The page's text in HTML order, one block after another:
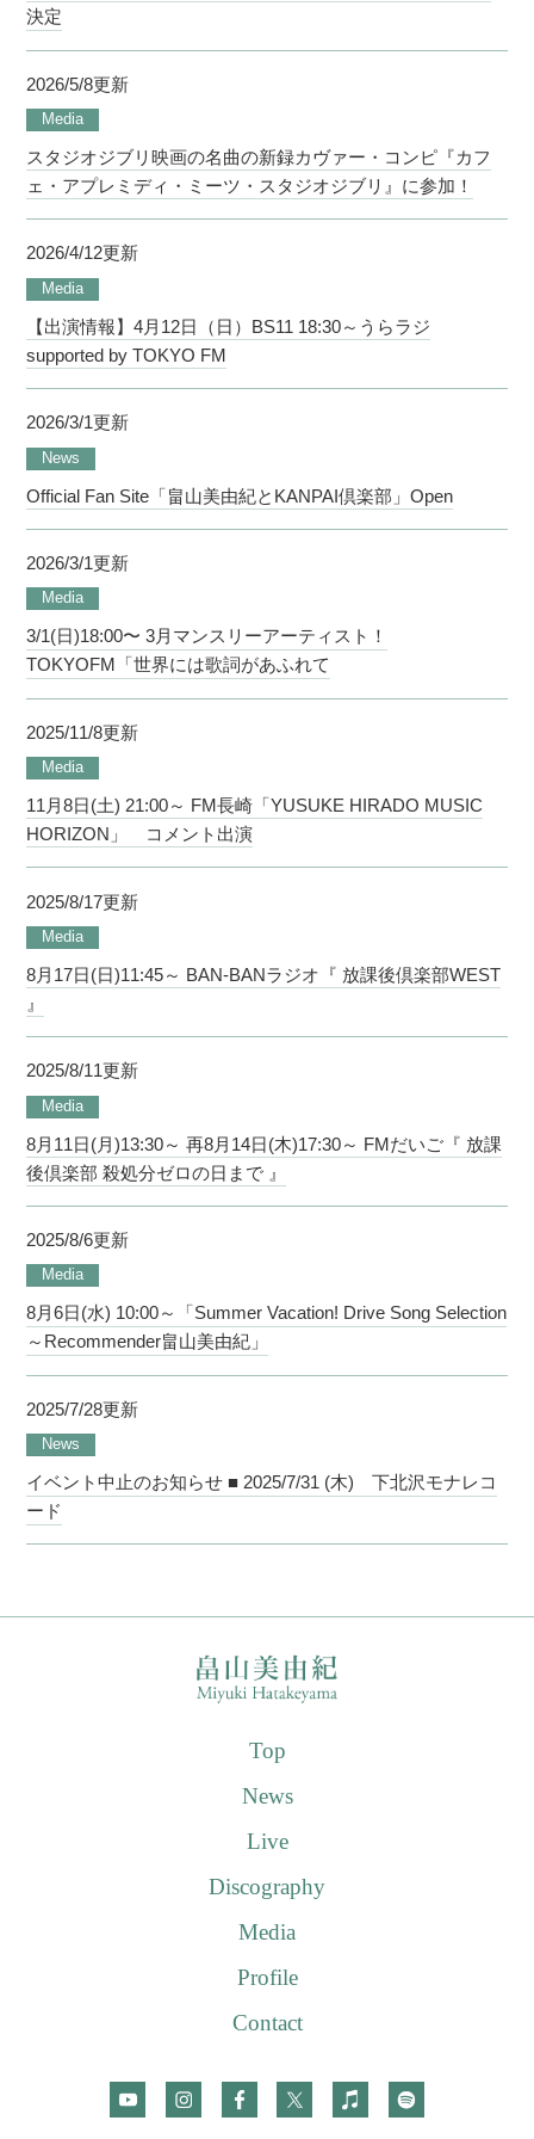
決定
2026/5/8更新
Media
スタジオジブリ映画の名曲の新録カヴァー・コンピ『カフ
ェ・アプレミディ・ミーツ・スタジオジブリ』に参加！
2026/4/12更新
Media
【出演情報】4月12日（日）BS11 18:30～うらラジ
supported by TOKYO FM
2026/3/1更新
News
Official Fan Site「畠山美由紀とKANPAI倶楽部」Open
2026/3/1更新
Media
3/1(日)18:00〜 3月マンスリーアーティスト！
TOKYOFM「世界には歌詞があふれて
2025/11/8更新
Media
11月8日(土) 21:00～ FM長崎「YUSUKE HIRADO MUSIC
HORIZON」 コメント出演
2025/8/17更新
Media
8月17日(日)11:45～ BAN-BANラジオ『 放課後倶楽部WEST
』
2025/8/11更新
Media
8月11日(月)13:30～ 再8月14日(木)17:30～ FMだいご『 放課
後倶楽部 殺処分ゼロの日まで 』
2025/8/6更新
Media
8月6日(水) 10:00～「Summer Vacation! Drive Song Selection
～Recommender畠山美由紀」
2025/7/28更新
News
イベント中止のお知らせ ■ 2025/7/31 (木) 下北沢モナレコ
ード
Top
News
Live
Discography
Media
Profile
Contact